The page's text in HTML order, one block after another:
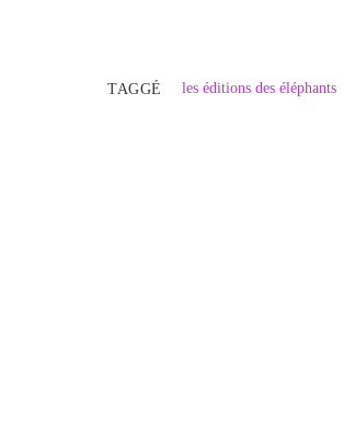
TAGGÉ les éditions des éléphants